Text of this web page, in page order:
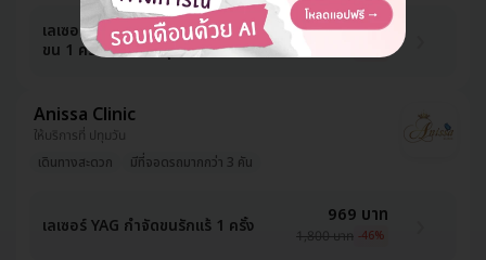
เลเซอร์ Long Pulse Nd:YAG กำจัด
ขน 1 ครั้ง (เลือก 1 จุด รักแร้/หนวด)
960 บาท
Anissa Clinic
ให้บริการที่ ปทุมวัน
เดินทางสะดวก
มีที่จอดรถมากกว่า 3 คัน
เลเซอร์ YAG กำจัดขนรักแร้ 1 ครั้ง 969 บาท
1,800 บาท -46%